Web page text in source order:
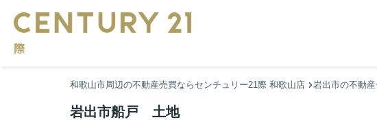
和歌山市周辺の不動産売買ならセンチュリー21際 和歌山店 岩出市の不動産
岩出市船戸 土地